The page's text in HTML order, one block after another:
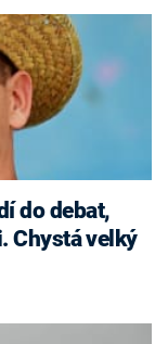
do debat,
Chystá velký